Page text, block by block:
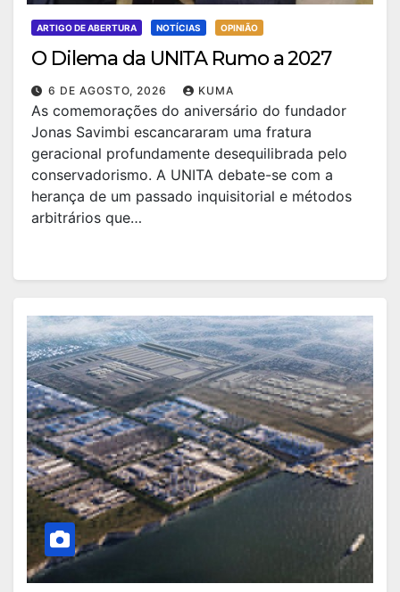
ARTIGO DE ABERTURA NOTÍCIAS OPINIÃO
O Dilema da UNITA Rumo a 2027
6 DE AGOSTO, 2026 KUMA
As comemorações do aniversário do fundador
Jonas Savimbi escancararam uma fratura
geracional profundamente desequilibrada pelo
conservadorismo. A UNITA debate-se com a
herança de um passado inquisitorial e métodos
arbitrários que…